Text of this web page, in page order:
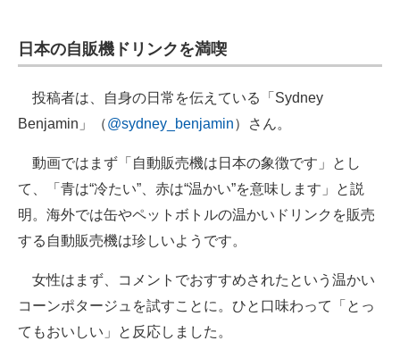
モノづくり技術者専門サイト
エレクトロニクス専門サイト
エネルギーの専門メディア
建設×テクノロジーの最前線
日本の自販機ドリンクを満喫
投稿者は、自身の日常を伝えている「Sydney
Benjamin」（@sydney_benjamin）さん。
動画ではまず「自動販売機は日本の象徴です」とし
て、「青は“冷たい”、赤は“温かい”を意味します」と説
明。海外では缶やペットボトルの温かいドリンクを販売
する自動販売機は珍しいようです。
女性はまず、コメントでおすすめされたという温かい
コーンポタージュを試すことに。ひと口味わって「とっ
てもおいしい」と反応しました。